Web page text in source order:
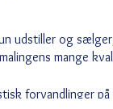
udstiller og
mange
forvandlinger på